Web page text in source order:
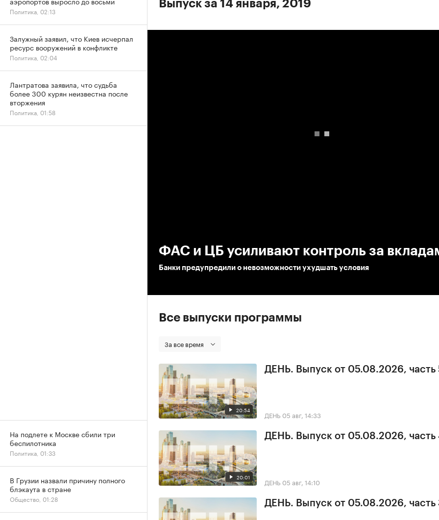
Выпуск за 14 января, 2019
ФАС и ЦБ усиливают контроль за
Банки предупредили о невозможности ухудшать условия
Все выпуски программы
За все время
20:54
ДЕНЬ. Выпуск от 05.08.2026, часть
ДЕНЬ 05 авг, 14:33
20:01
ДЕНЬ. Выпуск от 05.08.2026, часть
ДЕНЬ 05 авг, 14:10
ДЕНЬ. Выпуск от 05.08.2026, часть
Политика, 02:13
Залужный заявил, что Киев исчерпал
ресурс вооружений в конфликте
Политика, 02:04
Лантратова заявила, что судьба
более 300 курян неизвестна после
вторжения
Политика, 01:58
На подлете к Москве сбили три
беспилотника
Политика, 01:33
В Грузии назвали причину полного
блэкаута в стране
Общество, 01:28